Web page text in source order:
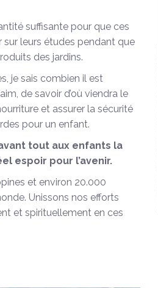
suffisante pour que ces
leurs études pendant que
des jardins.
je sais combien il est
de savoir d’où viendra le
et assurer la sécurité
pour un enfant.
tout aux enfants la
espoir pour l’avenir.
et environ 20.000
Unissons nos efforts
et spirituellement en ces